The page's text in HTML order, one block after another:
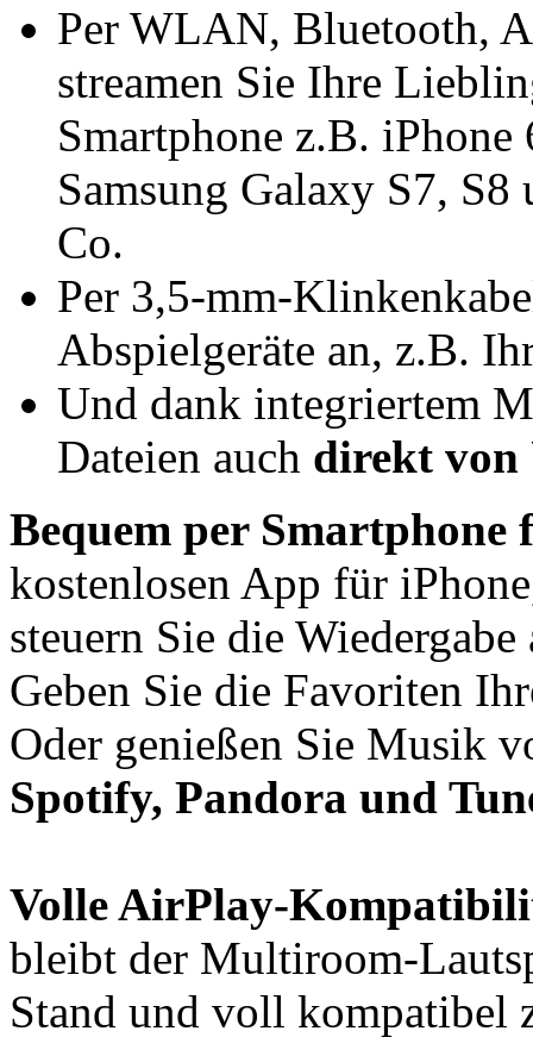
Per WLAN, Bluetooth,
streamen Sie Ihre
Smartphone z.B.
Samsung Galaxy S7,
Co.
Per 3,5-mm-
Abspielgeräte an, z.B.
Und dank integriertem
Dateien auch direkt von
Bequem per Smartphone
kostenlosen App für
steuern Sie die
Geben Sie die Favoriten
Oder genießen Sie Musik
Spotify, Pandora und
Volle AirPlay-
bleibt der Multiroom-
Stand und voll kompatibel